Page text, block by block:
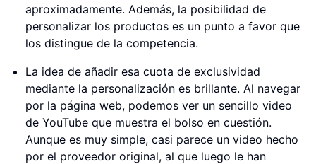
aproximadamente. Además, la posibilidad de
personalizar los productos es un punto a favor que
los distingue de la competencia.
La idea de añadir esa cuota de exclusividad
mediante la personalización es brillante. Al navegar
por la página web, podemos ver un sencillo video
de YouTube que muestra el bolso en cuestión.
Aunque es muy simple, casi parece un video hecho
por el proveedor original, al que luego le han